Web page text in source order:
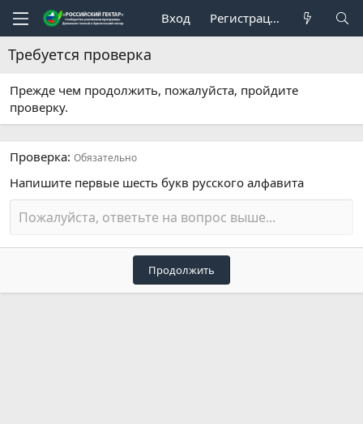
Вход Регистрация
Требуется проверка
Прежде чем продолжить, пожалуйста, пройдите
проверку.
Проверка Обязательно
Напишите первые шесть букв русского алфавита
Продолжить